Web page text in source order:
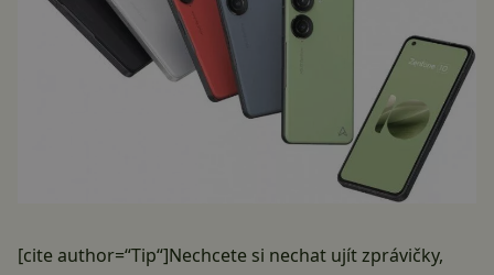
[cite author=“Tip“]Nechcete si nechat ujít zprávičky,